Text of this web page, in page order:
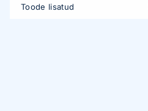
Toode lisatud